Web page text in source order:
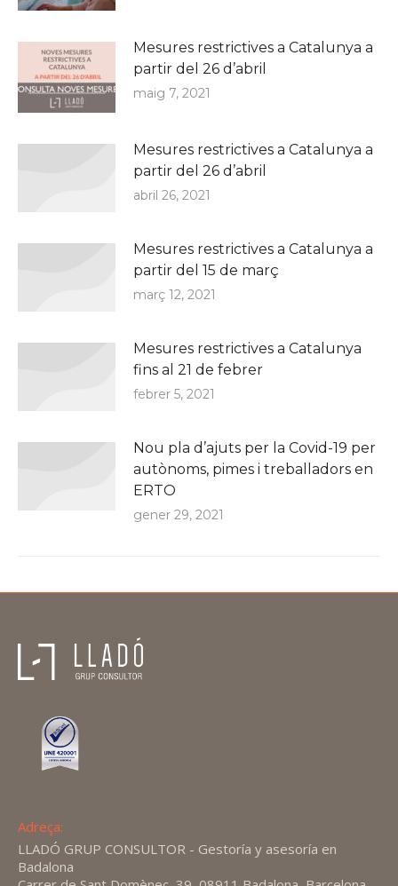
Mesures restrictives a Catalunya a
partir del 26 d’abril
maig 7, 2021
Mesures restrictives a Catalunya a
partir del 26 d’abril
abril 26, 2021
Mesures restrictives a Catalunya a
partir del 15 de març
març 12, 2021
Mesures restrictives a Catalunya
fins al 21 de febrer
febrer 5, 2021
Nou pla d’ajuts per la Covid-19 per
autònoms, pimes i treballadors en
ERTO
gener 29, 2021
Adreça:
LLADÓ GRUP CONSULTOR - Gestoría y asesoría en
Badalona